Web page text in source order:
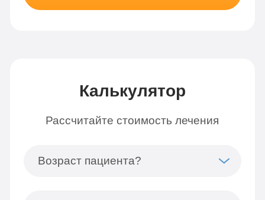
Калькулятор
Рассчитайте стоимость лечения
Возраст пациента?